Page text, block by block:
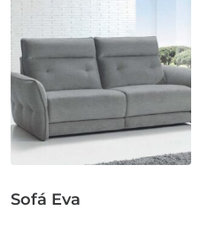
Sofá Eva